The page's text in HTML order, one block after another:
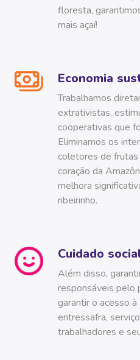
floresta,
mais açaí!
Economia
Trabalhamos
extrativistas,
cooperativas que
Eliminamos os
coletores de
coração da
melhora
ribeirinho.
Cuidado
Além disso,
responsáveis pelo
garantir o acesso
entressafra,
trabalhadores e